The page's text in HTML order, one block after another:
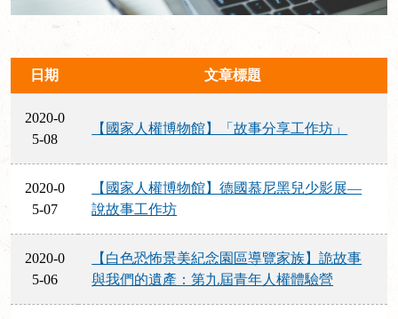
日期 文章標題
2020-0
5-08
【國家人權博物館】「故事分享工作坊」
2020-0
5-07
【國家人權博物館】德國慕尼黑兒少影展—
說故事工作坊
2020-0
5-06
【白色恐怖景美紀念園區導覽家族】詭故事
與我們的遺產：第九屆青年人權體驗營